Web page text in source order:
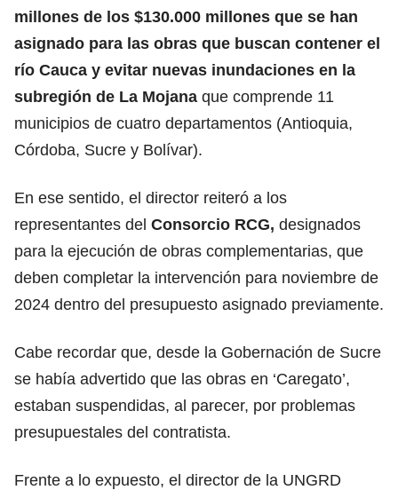
millones de los $130.000 millones que se han
asignado para las obras que buscan contener el
río Cauca y evitar nuevas inundaciones en la
subregión de La Mojana que comprende 11
municipios de cuatro departamentos (Antioquia,
Córdoba, Sucre y Bolívar).
En ese sentido, el director reiteró a los
representantes del Consorcio RCG, designados
para la ejecución de obras complementarias, que
deben completar la intervención para noviembre de
2024 dentro del presupuesto asignado previamente.
Cabe recordar que, desde la Gobernación de Sucre
se había advertido que las obras en ‘Caregato’,
estaban suspendidas, al parecer, por problemas
presupuestales del contratista.
Frente a lo expuesto, el director de la UNGRD